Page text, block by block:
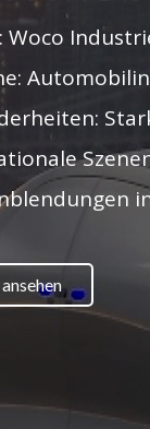
Woco